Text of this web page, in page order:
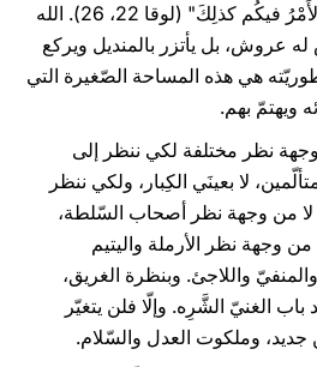
10، 42)، "أَمَّا أَنتُم فلَيسَ الأَمْرُ فيكُم كذلِكَ" (لوقا 22، 26). الله
عروش، بل يأتزر بالمنديل ويركع
هي هذه المساحة الصّغيرة التي
ويهتمّ بهم.
وجهة نظر مختلفة لكي ننظر إلى
لا بعينَي الكِبار، ولكي ننظر
لا من وجهة نظر أصحاب السّلطة،
وجهة نظر الأرملة واليتيم
واللاجئ. وبنظرة الغريق،
الغنيّ الشَّرِه. وإلّا فلن يتغيّر
وملكوت العدل والسّلام.